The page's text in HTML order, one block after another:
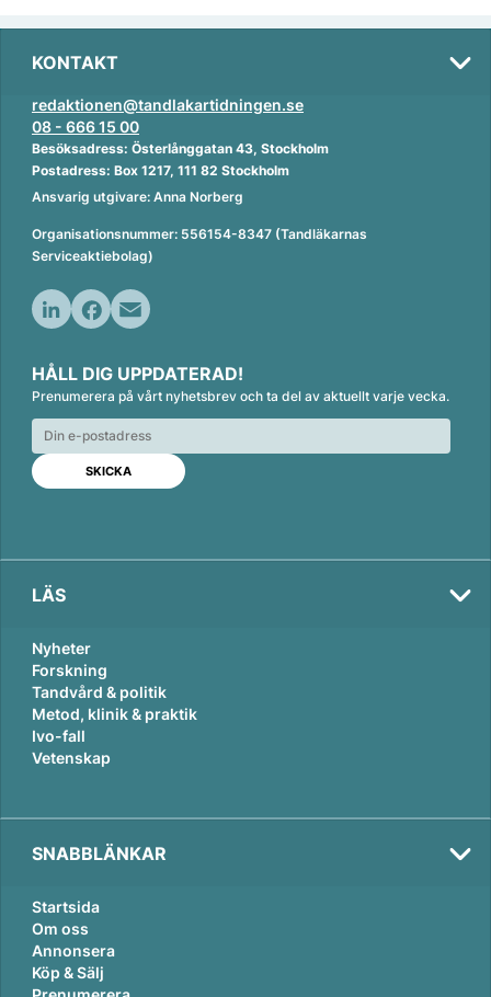
KONTAKT
redaktionen@tandlakartidningen.se
08 - 666 15 00
Besöksadress: Österlånggatan 43, Stockholm
Postadress: Box 1217, 111 82 Stockholm
Ansvarig utgivare: Anna Norberg
Organisationsnummer: 556154-8347 (Tandläkarnas
Serviceaktiebolag)
n
k
e
d
n
c
e
b
o
o
k
a
i
l
HÅLL DIG UPPDATERAD!
Prenumerera på vårt nyhetsbrev och ta del av aktuellt varje vecka.
LÄS
Nyheter
Forskning
Tandvård & politik
Metod, klinik & praktik
Ivo-fall
Vetenskap
SNABBLÄNKAR
Startsida
Om oss
Annonsera
Köp & Sälj